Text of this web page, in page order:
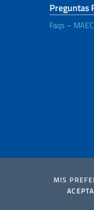
MIS
Preguntas
Faqs –
2026 Derechos de Autor